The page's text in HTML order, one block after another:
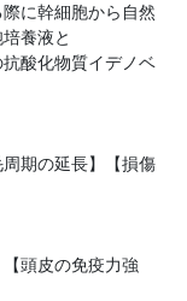
に幹細胞から自然
養液と
酸化物質イデノベ
周期の延長】【損傷
頭皮の免疫力強